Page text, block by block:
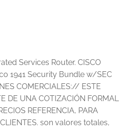
Services Router. CISCO
1941 Security Bundle w/SEC
COMERCIALES:// ESTE
DE UNA COTIZACIÓN FORMAL
REFERENCIA, PARA
son valores totales,